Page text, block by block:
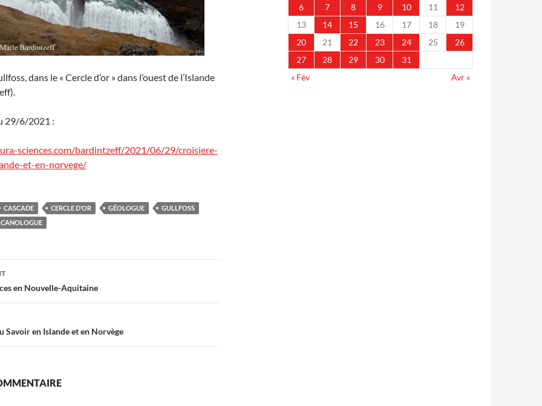
dans le « Cercle d’or » dans l’ouest de l’Islande
29/6/2021 :
sciences.com/bardintzeff/2021/06/29/croisiere-
et-en-norvege/
CASCADE CERCLE D’OR GÉOLOGUE
GULLFOSS
en Nouvelle-Aquitaine
Savoir en Islande et en Norvège
6
7 8 9 10 11
12
13
14 15 16 17 18
19
20
21 22 23 24 25
26
27
28 29 30
31
« Fév
Avr »